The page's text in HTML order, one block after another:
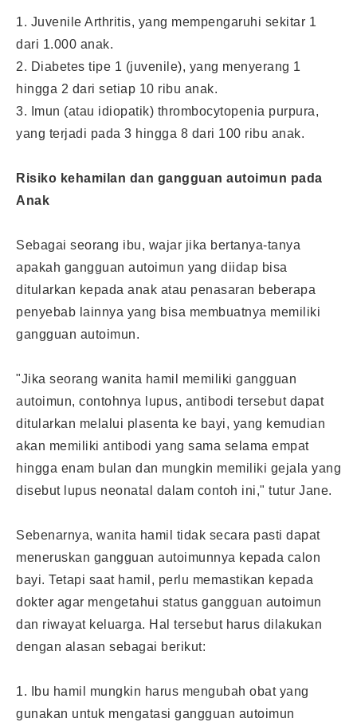
1. Juvenile Arthritis, yang mempengaruhi sekitar 1
dari 1.000 anak.
2. Diabetes tipe 1 (juvenile), yang menyerang 1
hingga 2 dari setiap 10 ribu anak.
3. Imun (atau idiopatik) thrombocytopenia purpura,
yang terjadi pada 3 hingga 8 dari 100 ribu anak.
Risiko kehamilan dan gangguan autoimun pada
Anak
Sebagai seorang ibu, wajar jika bertanya-tanya
apakah gangguan autoimun yang diidap bisa
ditularkan kepada anak atau penasaran beberapa
penyebab lainnya yang bisa membuatnya memiliki
gangguan autoimun.
"Jika seorang wanita hamil memiliki gangguan
autoimun, contohnya lupus, antibodi tersebut dapat
ditularkan melalui plasenta ke bayi, yang kemudian
akan memiliki antibodi yang sama selama empat
hingga enam bulan dan mungkin memiliki gejala yang
disebut lupus neonatal dalam contoh ini," tutur Jane.
Sebenarnya, wanita hamil tidak secara pasti dapat
meneruskan gangguan autoimunnya kepada calon
bayi. Tetapi saat hamil, perlu memastikan kepada
dokter agar mengetahui status gangguan autoimun
dan riwayat keluarga. Hal tersebut harus dilakukan
dengan alasan sebagai berikut:
1. Ibu hamil mungkin harus mengubah obat yang
gunakan untuk mengatasi gangguan autoimun